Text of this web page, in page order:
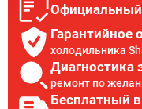
Официальный
Гарантийное
холодильника
Диагностика
ремонт по
Бесплатный